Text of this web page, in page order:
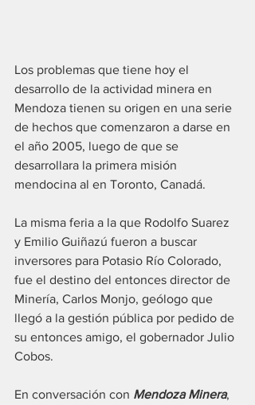
Los problemas que tiene hoy el
desarrollo de la actividad minera en
Mendoza tienen su origen en una serie
de hechos que comenzaron a darse en
el año 2005, luego de que se
desarrollara la primera misión
mendocina al en Toronto, Canadá.
La misma feria a la que Rodolfo Suarez
y Emilio Guiñazú fueron a buscar
inversores para Potasio Río Colorado,
fue el destino del entonces director de
Minería, Carlos Monjo, geólogo que
llegó a la gestión pública por pedido de
su entonces amigo, el gobernador Julio
Cobos.
En conversación con Mendoza Minera,